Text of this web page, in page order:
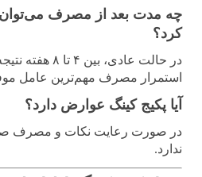
چه مدت بعد از مصرف می‌توان
کرد؟
در حالت عادی،
استمرار مصرف مهم‌ترین عامل
آیا پکیج کینگ عوارض دارد؟
در صورت رعایت نکات و مصرف
ندارد.